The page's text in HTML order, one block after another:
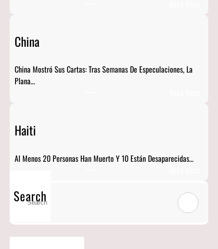
China
China Mostró Sus Cartas: Tras Semanas De Especulaciones, La
Plana…
Haiti
Al Menos 20 Personas Han Muerto Y 10 Están Desaparecidas…
I
Search
S